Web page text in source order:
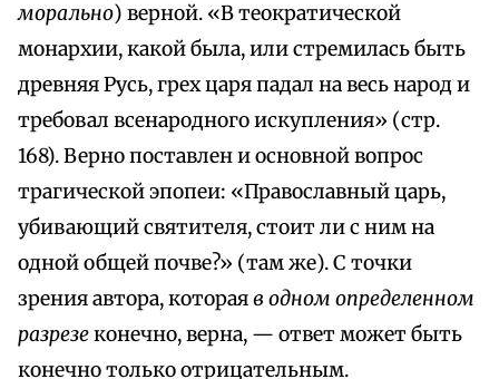
морально) верной. «В теократической
монархии, какой была, или стремилась быть
древняя Русь, грех царя падал на весь народ и
требовал всенародного искупления» (стр.
168). Верно поставлен и основной вопрос
трагической эпопеи: «Православный царь,
убивающий святителя, стоит ли с ним на
одной общей почве?» (там же). С точки
зрения автора, котораяв одном определенном
разрезеконечно, верна, — ответ может быть
конечно только отрицательным.